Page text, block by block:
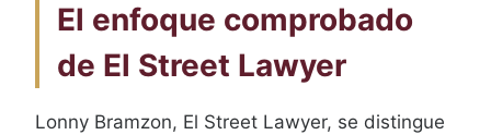
El enfoque comprobado
de El Street Lawyer
Lonny Bramzon, El Street Lawyer, se distingue